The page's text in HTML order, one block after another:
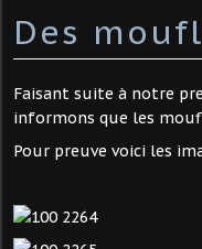
Des
Faisant suite à notre
informons que les
Pour preuve voici les